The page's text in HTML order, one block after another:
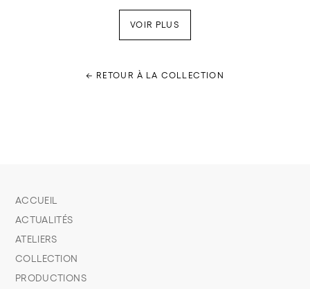
VOIR PLUS
← RETOUR À LA COLLECTION
ACCUEIL
ACTUALITÉS
ATELIERS
COLLECTION
PRODUCTIONS